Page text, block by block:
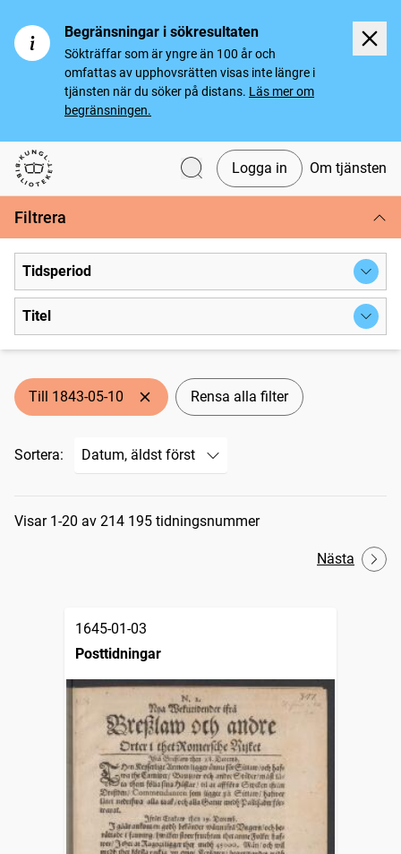
Begränsningar i sökresultaten
Sökträffar som är yngre än 100 år och
omfattas av upphovsrätten visas inte längre i
tjänsten när du söker på distans. Läs mer om
begränsningen.
Svenska tidningar
Logga in Om tjänsten
Filtrera
Tidsperiod
Titel
Till 1843-05-10 Rensa alla filter
Sortera:
Sökresultat
Visar 1-20 av 214 195 tidningsnummer
Nästa
1645-01-03
Posttidningar